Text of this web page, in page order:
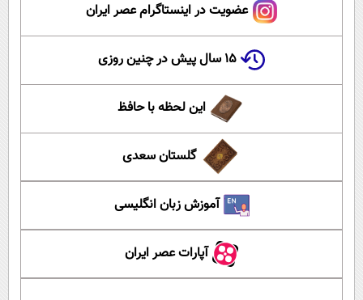
عضویت در اینستاگرام عصر ایران
۱۵ سال پیش در چنین روزی
این لحظه با حافظ
گلستان سعدی
آموزش زبان انگلیسی
آپارات عصر ایران